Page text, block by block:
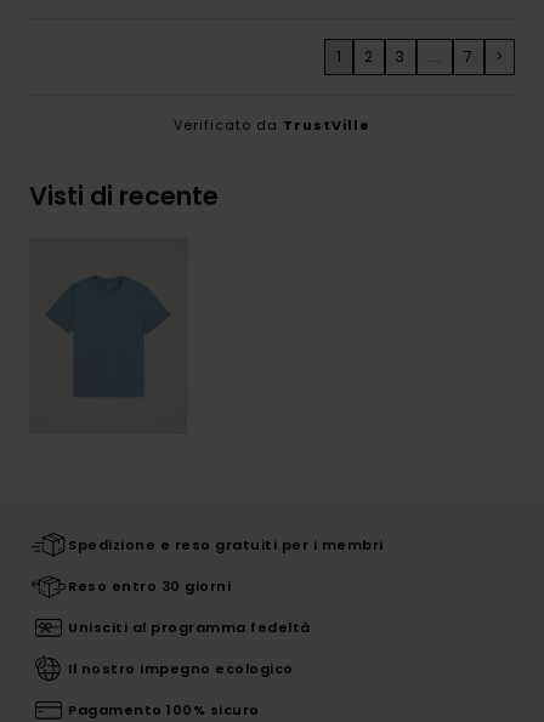
1 2 3 ... 7 >
Verificato da TrustVille
Visti di recente
Spedizione e reso gratuiti per i membri
Reso entro 30 giorni
Unisciti al programma fedeltà
Il nostro impegno ecologico
Pagamento 100% sicuro